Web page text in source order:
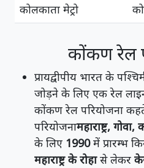
कोलकाता मेट्रो
कोंकण रेल
प्रायद्वीपीय भारत के
जोड़ने के लिए एक रेल
कोंकण रेल परियोजना
परियोजनामहाराष्ट्र, गोवा,
के लिए 1990में प्रारम्भ
महाराष्ट्र के रोहासे लेकर